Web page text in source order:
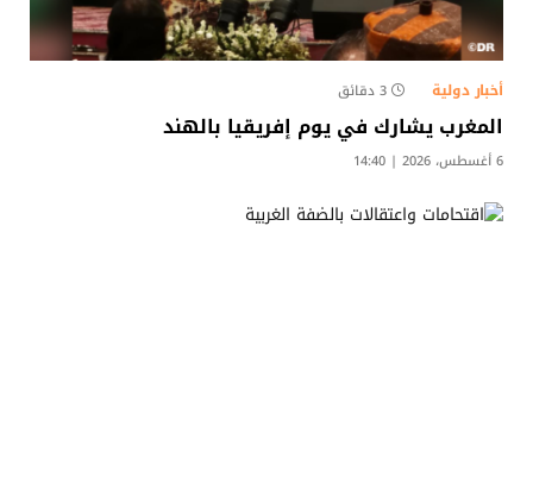
أخبار دولية 3 دقائق
المغرب يشارك في يوم إفريقيا بالهند
6 أغسطس، 2026 | 14:40